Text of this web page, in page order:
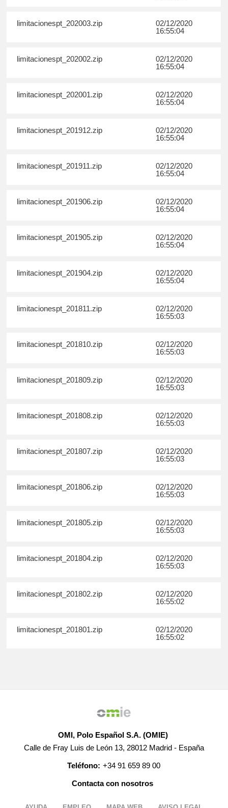
limitacionespt_202003.zip
02/12/2020
16:55:04
limitacionespt_202002.zip
02/12/2020
16:55:04
limitacionespt_202001.zip
02/12/2020
16:55:04
limitacionespt_201912.zip
02/12/2020
16:55:04
limitacionespt_201911.zip
02/12/2020
16:55:04
limitacionespt_201906.zip
02/12/2020
16:55:04
limitacionespt_201905.zip
02/12/2020
16:55:04
limitacionespt_201904.zip
02/12/2020
16:55:04
limitacionespt_201811.zip
02/12/2020
16:55:03
limitacionespt_201810.zip
02/12/2020
16:55:03
limitacionespt_201809.zip
02/12/2020
16:55:03
limitacionespt_201808.zip
02/12/2020
16:55:03
limitacionespt_201807.zip
02/12/2020
16:55:03
limitacionespt_201806.zip
02/12/2020
16:55:03
limitacionespt_201805.zip
02/12/2020
16:55:03
limitacionespt_201804.zip
02/12/2020
16:55:03
limitacionespt_201802.zip
02/12/2020
16:55:02
limitacionespt_201801.zip
02/12/2020
16:55:02
OMI, Polo Español S.A. (OMIE)
Calle de Fray Luis de León 13, 28012 Madrid - España
Teléfono: +34 91 659 89 00
Contacta con nosotros